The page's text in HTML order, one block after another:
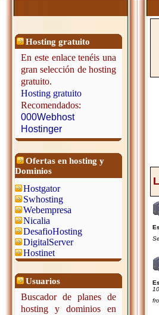
Hosting gratuito
En este enlace tenéis una
gran selección de hosting
gratuito.
Hosting gratuito
Recomendados:
000Webhost
Hostinger
Ofertas en hosting y
Dominios
Hostgator
Swhosting
Webempresa
Nicalia
DesafioHosting
DigitalServer
Hostinet
Usuarios
Buscador de planes de
hosting y dominios en